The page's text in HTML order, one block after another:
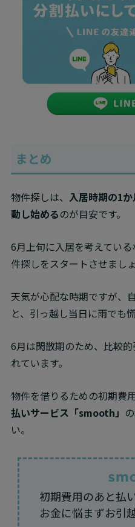
まとめ
物件探しは、 入居時期の1
動し始めるのが目安です。
6月上旬に入居を考えてい
件探しをスタートさせましょ
天気が心配な時期ですが、
と、引っ越し当日に雨でも
6月は閑散期のため、比較
れています。
物件を借りるための初期費
払いサービス「smooth」
い。
初期費用のあと払
お金に悩まずお引